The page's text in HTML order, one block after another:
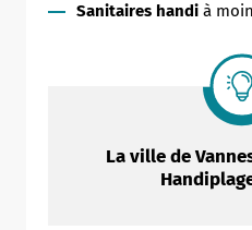
Sanitaires handi à
La ville de